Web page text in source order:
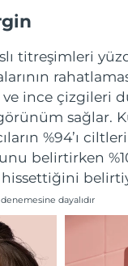
titreşimleri
ve ince çizgileri
sağlar.
%94’ı
belirtirken
dayalıdır
Tahmini
Tahmini
Tahmini
Tahmini
Tahmini
Tahmini